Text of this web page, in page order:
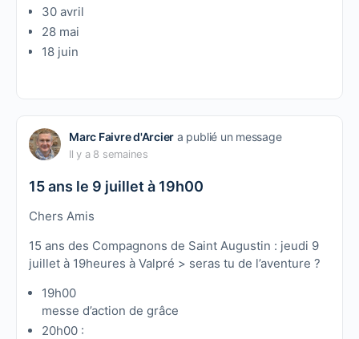
30 avril
28 mai
18 juin
Marc Faivre d'Arcier a publié un message
Il y a 8 semaines
15 ans le 9 juillet à 19h00
Chers Amis
15 ans des Compagnons de Saint Augustin : jeudi 9
juillet à 19heures à Valpré > seras tu de l’aventure ?
19h00
messe d’action de grâce
20h00 :